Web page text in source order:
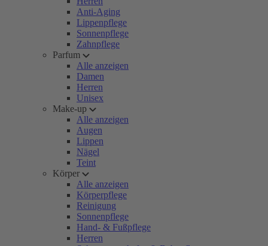
Anti-Aging
Lippenpflege
Sonnenpflege
Zahnpflege
Parfum
Alle anzeigen
Damen
Herren
Unisex
Make-up
Alle anzeigen
Augen
Lippen
Nägel
Teint
Körper
Alle anzeigen
Körperpflege
Reinigung
Sonnenpflege
Hand- & Fußpflege
Herren